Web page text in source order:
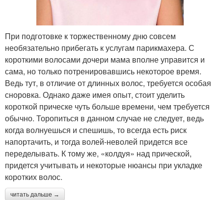
При подготовке к торжественному дню совсем
необязательно прибегать к услугам парикмахера. С
короткими волосами дочери мама вполне управится и
сама, но только потренировавшись некоторое время.
Ведь тут, в отличие от длинных волос, требуется особая
сноровка. Однако даже имея опыт, стоит уделить
короткой прическе чуть больше времени, чем требуется
обычно. Торопиться в данном случае не следует, ведь
когда волнуешься и спешишь, то всегда есть риск
напортачить, и тогда волей-неволей придется все
переделывать. К тому же, «колдуя» над прической,
придется учитывать и некоторые нюансы при укладке
коротких волос.
читать дальше →